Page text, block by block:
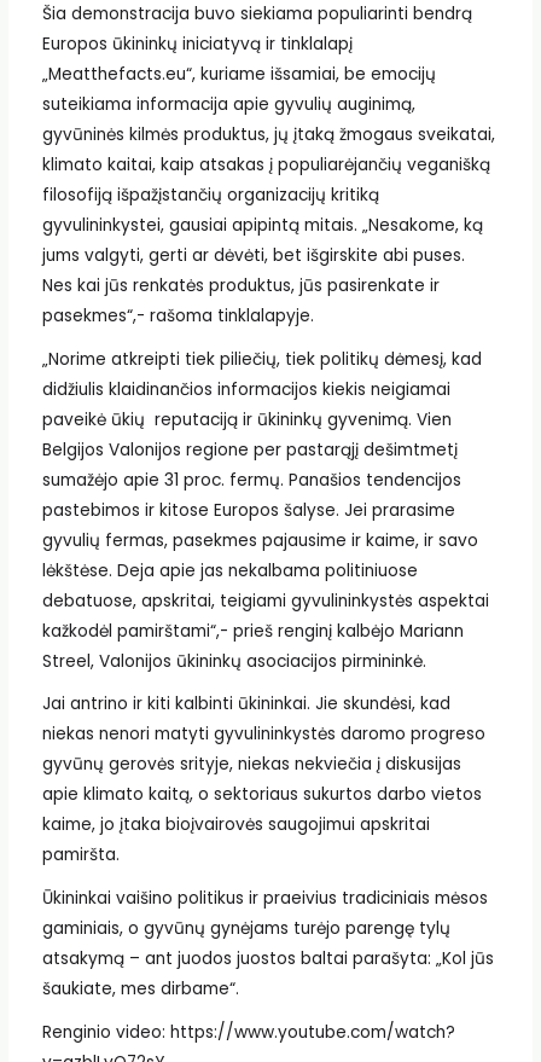
Šia demonstracija buvo siekiama populiarinti bendrą
Europos ūkininkų iniciatyvą ir tinklalapį
„Meatthefacts.eu“, kuriame išsamiai, be emocijų
suteikiama informacija apie gyvulių auginimą,
gyvūninės kilmės produktus, jų įtaką žmogaus sveikatai,
klimato kaitai, kaip atsakas į populiarėjančių veganišką
filosofiją išpažįstančių organizacijų kritiką
gyvulininkystei, gausiai apipintą mitais. „Nesakome, ką
jums valgyti, gerti ar dėvėti, bet išgirskite abi puses.
Nes kai jūs renkatės produktus, jūs pasirenkate ir
pasekmes“,- rašoma tinklalapyje.
„Norime atkreipti tiek piliečių, tiek politikų dėmesį, kad
didžiulis klaidinančios informacijos kiekis neigiamai
paveikė ūkių reputaciją ir ūkininkų gyvenimą. Vien
Belgijos Valonijos regione per pastarąjį dešimtmetį
sumažėjo apie 31 proc. fermų. Panašios tendencijos
pastebimos ir kitose Europos šalyse. Jei prarasime
gyvulių fermas, pasekmes pajausime ir kaime, ir savo
lėkštėse. Deja apie jas nekalbama politiniuose
debatuose, apskritai, teigiami gyvulininkystės aspektai
kažkodėl pamirštami“,- prieš renginį kalbėjo Mariann
Streel, Valonijos ūkininkų asociacijos pirmininkė.
Jai antrino ir kiti kalbinti ūkininkai. Jie skundėsi, kad
niekas nenori matyti gyvulininkystės daromo progreso
gyvūnų gerovės srityje, niekas nekviečia į diskusijas
apie klimato kaitą, o sektoriaus sukurtos darbo vietos
kaime, jo įtaka bioįvairovės saugojimui apskritai
pamiršta.
Ūkininkai vaišino politikus ir praeivius tradiciniais mėsos
gaminiais, o gyvūnų gynėjams turėjo parengę tylų
atsakymą – ant juodos juostos baltai parašyta: „Kol jūs
šaukiate, mes dirbame“.
Renginio video: https://www.youtube.com/watch?